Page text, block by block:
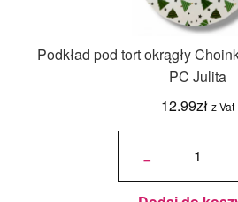
Podkład pod tort okrągły
PC Julita
12.99zł z Vat
-
ilość
okrągły
Choinki
Ø 30
cm, h 1
cm - PC